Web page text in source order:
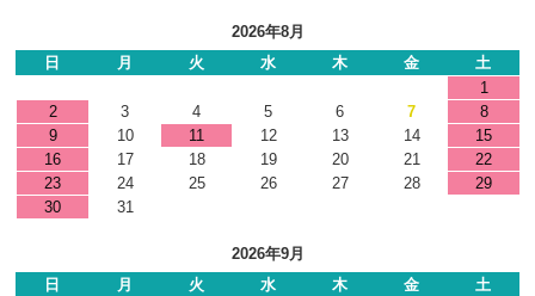
2026年8月
日
月 火 水 木 金
土
1
2
3 4 5 6 7
8
9
10 11 12 13 14
15
16
17 18 19 20 21
22
23
24 25 26 27 28
29
30
31
2026年9月
日
月 火 水 木 金
土